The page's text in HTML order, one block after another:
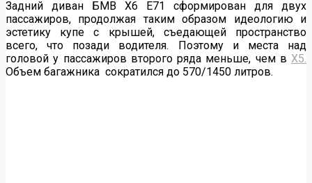
Задний диван БМВ X6 Е71 сформирован для двух
пассажиров, продолжая таким образом идеологию и
эстетику купе с крышей, съедающей пространство
всего, что позади водителя. Поэтому и места над
головой у пассажиров второго ряда меньше, чем в Х5.
Объем багажника сократился до 570/1450 литров.